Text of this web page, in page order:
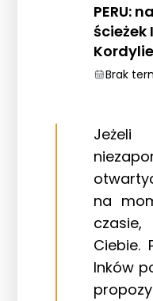
PERU:
ścieżek
Brak
na
Ciebie.
Inków